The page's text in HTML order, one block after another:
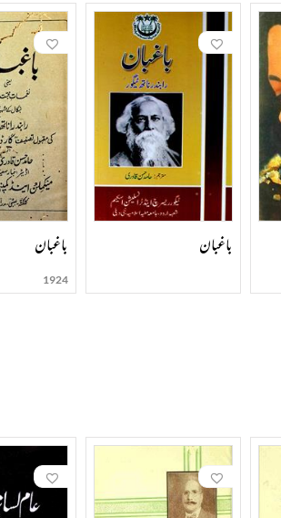
جو ان کے اخلاقی جرأت مندانہ رویّے کی روشن مثال ہے۔
کی متعدد جامعات اور آکسفورڈ یونیورسٹی نے انھیں اعزازی
کا مرکز رہا۔ یہیں ان کی اہلیہ، دو بچوں اور بعد ازاں ان کے والد (1905ء) کا انتقال ہوا۔ مالی اعتبار سے
بعد ٹیگور کی صحت بتدریج کمزور ہوتی گئی۔
باغبان باغبان
1924